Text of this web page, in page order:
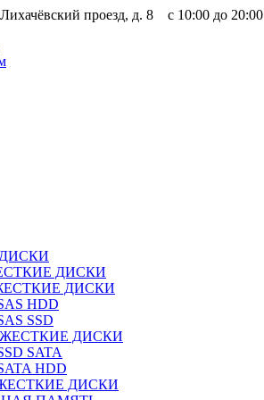
проезд, д. 8 c 10:00 до 20:00
ДИСКИ
ДИСКИ
HDD
SSD
ЖЕСТКИЕ ДИСКИ
SATA
HDD
ЖЕСТКИЕ ДИСКИ